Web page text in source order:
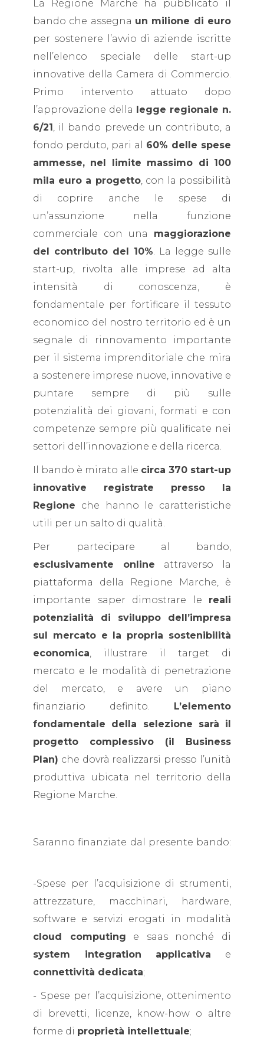
La Regione Marche ha pubblicato il
bando che assegna un milione di euro
per sostenere l’avvio di aziende iscritte
nell’elenco speciale delle start-up
innovative della Camera di Commercio.
Primo intervento attuato dopo
l’approvazione della legge regionale n.
6/21 , il bando prevede un contributo, a
fondo perduto, pari al 60% delle spese
ammesse, nel limite massimo di 100
mila euro a progetto, con la possibilità
di coprire anche le spese di
un’assunzione nella funzione
commerciale con una maggiorazione
del contributo del 10% . La legge sulle
start-up, rivolta alle imprese ad alta
intensità di conoscenza, è
fondamentale per fortificare il tessuto
economico del nostro territorio ed è un
segnale di rinnovamento importante
per il sistema imprenditoriale che mira
a sostenere imprese nuove, innovative e
puntare sempre di più sulle
potenzialità dei giovani, formati e con
competenze sempre più qualificate nei
settori dell’innovazione e della ricerca.
Il bando è mirato alle circa 370 start-up
innovative registrate presso la
Regione che hanno le caratteristiche
utili per un salto di qualità.
Per partecipare al bando,
esclusivamente online attraverso la
piattaforma della Regione Marche, è
importante saper dimostrare le reali
potenzialità di sviluppo dell’impresa
sul mercato e la propria sostenibilità
economica , illustrare il target di
mercato e le modalità di penetrazione
del mercato, e avere un piano
finanziario definito. L’elemento
fondamentale della selezione sarà il
progetto complessivo (il Business
Plan) che dovrà realizzarsi presso l’unità
produttiva ubicata nel territorio della
Regione Marche.
Saranno finanziate dal presente bando:
-Spese per l’acquisizione di strumenti,
attrezzature, macchinari, hardware,
software e servizi erogati in modalità
cloud computing e saas nonché di
system integration applicativa e
connettività dedicata;
- Spese per l’acquisizione, ottenimento
di brevetti, licenze, know-how o altre
forme di proprietà intellettuale;